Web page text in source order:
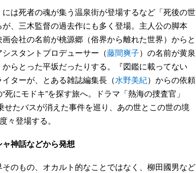
は死者の魂が集う温泉街が登場するなど「死後の世
、三木監督の過去作にも多く登場。主人公の脚本
会社の名前が桃源郷（俗界から離れた世界）からと
スタントプロデューサー（藤間爽子）の名前が黄泉
らとった平坂だったりする。『図鑑に載ってない
ターが、とある雑誌編集長（水野美紀）からの依頼
にモドキ”を探す旅へ。ドラマ「熱海の捜査官」
せたバスが消えた事件を巡り、あの世とこの世の境
々登場する。
神話などから発想
のもの、オカルト的なことではなく、柳田國男など